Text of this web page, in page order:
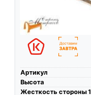
Артикул
Высота
Жесткость стороны 1